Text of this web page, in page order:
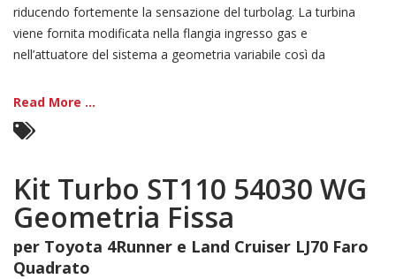
riducendo fortemente la sensazione del turbolag. La turbina
viene fornita modificata nella flangia ingresso gas e
nell’attuatore del sistema a geometria variabile così da
Read More ...
Kit Turbo ST110 54030 WG
Geometria Fissa
per Toyota 4Runner e Land Cruiser LJ70 Faro
Quadrato